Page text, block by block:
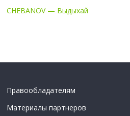
CHEBANOV — Выдыхай
Правообладателям
Материалы партнеров